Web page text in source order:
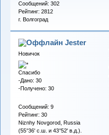
Сообщений: 302
Рейтинг: 2812
г. Волгоград
Jester
Новичок
Спасибо
-Дано: 30
-Получено: 30
Сообщений: 9
Рейтинг: 30
Niznhy Novgorod, Russia
(55°36' с.ш. и 43°52' в.д.).